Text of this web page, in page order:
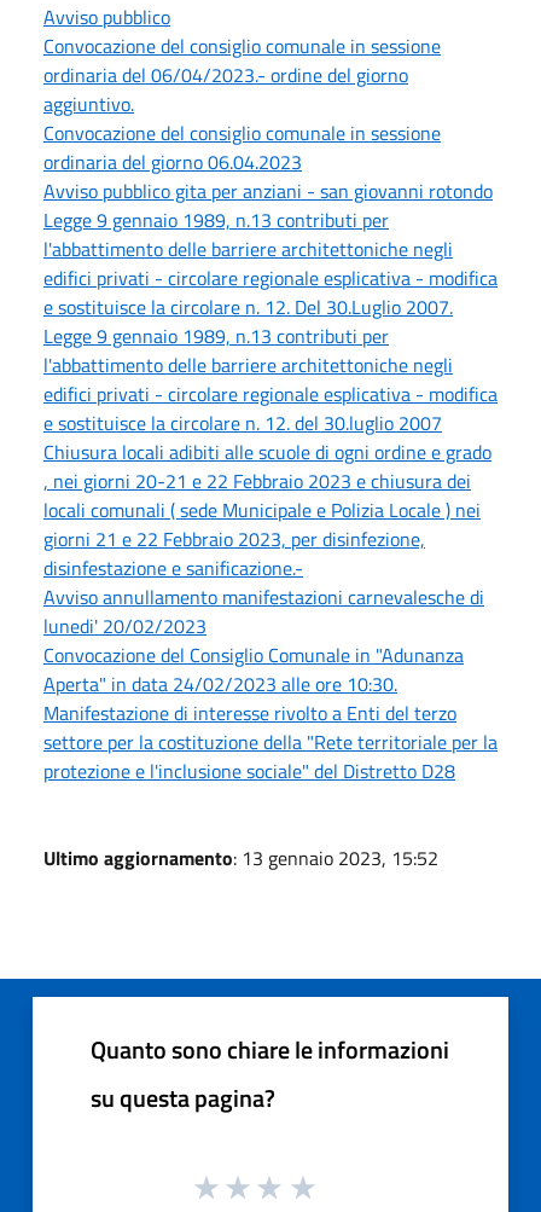
Avviso pubblico
Convocazione del consiglio comunale in sessione
ordinaria del 06/04/2023.- ordine del giorno
aggiuntivo.
Convocazione del consiglio comunale in sessione
ordinaria del giorno 06.04.2023
Avviso pubblico gita per anziani - san giovanni rotondo
Legge 9 gennaio 1989, n.13 contributi per
l'abbattimento delle barriere architettoniche negli
edifici privati - circolare regionale esplicativa - modifica
e sostituisce la circolare n. 12. Del 30.Luglio 2007.
Legge 9 gennaio 1989, n.13 contributi per
l'abbattimento delle barriere architettoniche negli
edifici privati - circolare regionale esplicativa - modifica
e sostituisce la circolare n. 12. del 30.luglio 2007
Chiusura locali adibiti alle scuole di ogni ordine e grado
, nei giorni 20-21 e 22 Febbraio 2023 e chiusura dei
locali comunali ( sede Municipale e Polizia Locale ) nei
giorni 21 e 22 Febbraio 2023, per disinfezione,
disinfestazione e sanificazione.-
Avviso annullamento manifestazioni carnevalesche di
lunedi' 20/02/2023
Convocazione del Consiglio Comunale in "Adunanza
Aperta" in data 24/02/2023 alle ore 10:30.
Manifestazione di interesse rivolto a Enti del terzo
settore per la costituzione della "Rete territoriale per la
protezione e l'inclusione sociale" del Distretto D28
Ultimo aggiornamento: 13 gennaio 2023, 15:52
Quanto sono chiare le informazioni
su questa pagina?